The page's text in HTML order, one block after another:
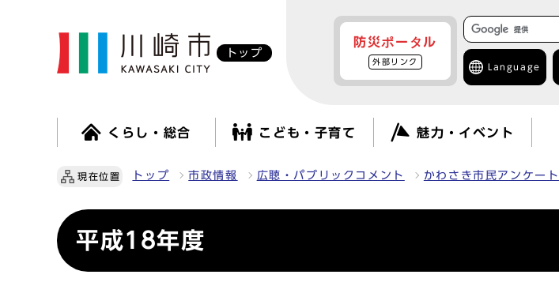
トップ
防災ポータル
外部リンク
Language
くらし・総合 こども・子育て 魅力・イベント
現在位置 トップ 市政情報 広聴・パブリックコメント かわさき市民アンケート
平成18年度